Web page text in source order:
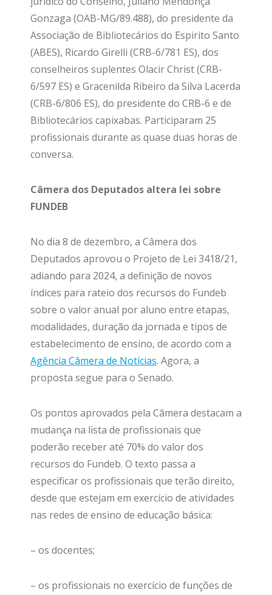
Gonzaga (OAB-MG/89.488), do presidente da
Associação de Bibliotecários do Espirito Santo
(ABES), Ricardo Girelli (CRB-6/781 ES), dos
conselheiros suplentes Olacir Christ (CRB-
6/597 ES) e Gracenilda Ribeiro da Silva Lacerda
(CRB-6/806 ES), do presidente do CRB-6 e de
Bibliotecários capixabas. Participaram 25
profissionais durante as quase duas horas de
conversa.
Câmera dos Deputados altera lei sobre
FUNDEB
No dia 8 de dezembro, a Câmera dos
Deputados aprovou o Projeto de Lei 3418/21,
adiando para 2024, a definição de novos
índices para rateio dos recursos do Fundeb
sobre o valor anual por aluno entre etapas,
modalidades, duração da jornada e tipos de
estabelecimento de ensino, de acordo com a
Agência Câmera de Notícias. Agora, a
proposta segue para o Senado.
Os pontos aprovados pela Câmera destacam a
mudança na lista de profissionais que
poderão receber até 70% do valor dos
recursos do Fundeb. O texto passa a
especificar os profissionais que terão direito,
desde que estejam em exercício de atividades
nas redes de ensino de educação básica:
– os docentes;
– os profissionais no exercício de funções de